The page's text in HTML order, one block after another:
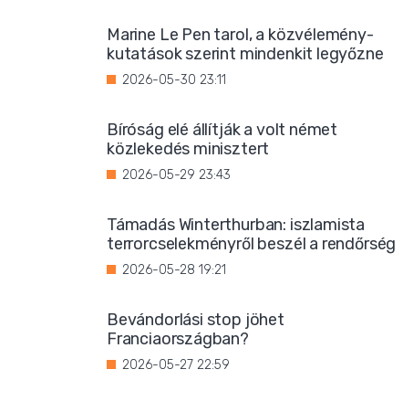
Marine Le Pen tarol, a közvélemény-
kutatások szerint mindenkit legyőzne
2026-05-30 23:11
Bíróság elé állítják a volt német
közlekedés minisztert
2026-05-29 23:43
Támadás Winterthurban: iszlamista
terrorcselekményről beszél a rendőrség
2026-05-28 19:21
Bevándorlási stop jöhet
Franciaországban?
2026-05-27 22:59